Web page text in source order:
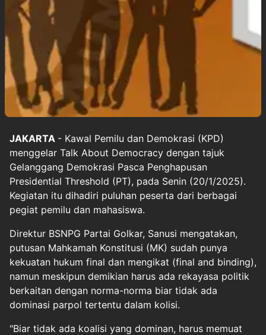
JAKARTA - Kawal Pemilu dan Demokrasi (KPD)
menggelar Talk About Democracy dengan tajuk
Gelanggang Demokrasi Pasca Penghapusan
Presidential Threshold (PT), pada Senin (20/1/2025).
Kegiatan itu dihadiri puluhan peserta dari berbagai
pegiat pemilu dan mahasiswa.
Direktur BSNPG Partai Golkar, Sanusi mengatakan,
putusan Mahkamah Konstitusi (MK) sudah punya
kekuatan hukum final dan mengikat (final and binding),
namun meskipun demikian harus ada rekayasa politik
berkaitan dengan norma-norma biar tidak ada
dominasi parpol tertentu dalam kolisi.
"Biar tidak ada koalisi yang dominan, harus memuat